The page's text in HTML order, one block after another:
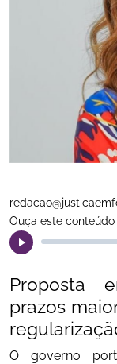
Ouça este conteúdo
Proposta
prazos
O governo